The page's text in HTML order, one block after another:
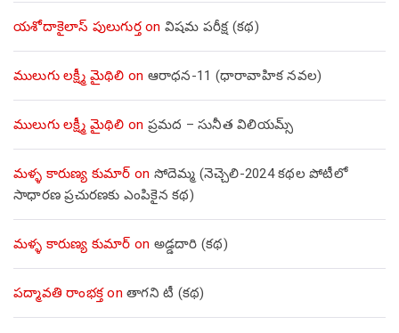
యశోదాకైలాస్ పులుగుర్తon విషమ పరీక్ష (క‌థ‌)
ములుగు లక్ష్మీ మైథిలి on ఆరాధన-11 (ధారావాహిక నవల)
ములుగు లక్ష్మీ మైథిలి on ప్రమద – సునీత విలియమ్స్
మళ్ళ కారుణ్య కుమార్ on సోదెమ్మ (నెచ్చెలి-2024 కథల పోటీలో
సాధారణ ప్రచురణకు ఎంపికైన కథ)
మళ్ళ కారుణ్య కుమార్ on అడ్డదారి (కథ)
పద్మావతి రాంభక్తon తాగని టీ (కథ)